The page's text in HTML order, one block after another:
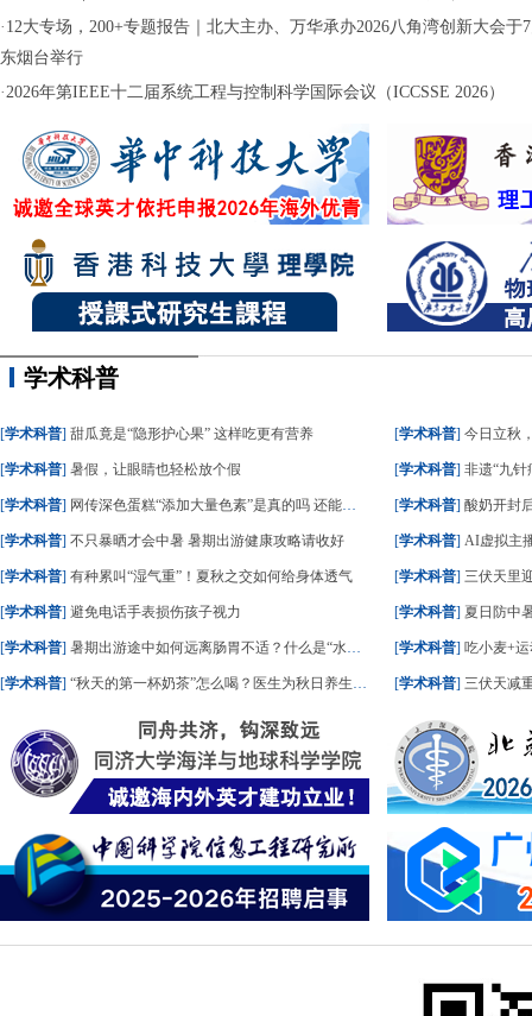
· 12大专场，200+专题报告｜北大主办、万华承办2026八角湾创新大会于
东烟台举行
·2026年第IEEE十二届系统工程与控制科学国际会议（ICCSSE 2026）
学术科普
[学术科普] 甜瓜竟是“隐形护心果” 这样吃更有营养
[学术科普] 暑假，让眼睛也轻松放个假
[学术科普] 网传深色蛋糕“添加大量色素”是真的吗 还能不能吃？
[学术科普] 不只暴晒才会中暑 暑期出游健康攻略请收好
[学术科普] 有种累叫“湿气重”！夏秋之交如何给身体透气
[学术科普] 避免电话手表损伤孩子视力
[学术科普] 暑期出游途中如何远离肠胃不适？什么是“水土不服”？一文了解
[学术科普] “秋天的第一杯奶茶”怎么喝？医生为秋日养生饮食划重点
[学术科普] 今日立秋
[学术科普] 非遗“九针
[学术科普] 酸奶开封
[学术科普] AI虚拟主播
[学术科普] 三伏天里
[学术科普] 夏日防中
[学术科普] 吃小麦+
[学术科普] 三伏天减重